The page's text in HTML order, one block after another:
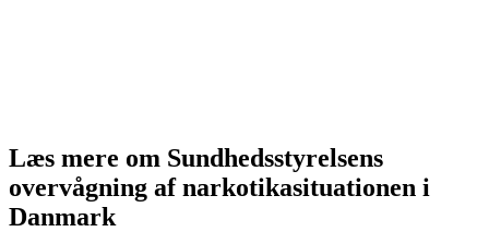
Læs mere om Sundhedsstyrelsens
overvågning af narkotikasituationen i
Danmark